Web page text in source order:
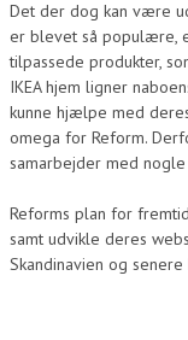
Det der dog kan være
er blevet så populære,
tilpassede produkter,
IKEA hjem ligner
kunne hjælpe med
omega for Reform.
samarbejder med
Reforms plan for
samt udvikle deres
Skandinavien og